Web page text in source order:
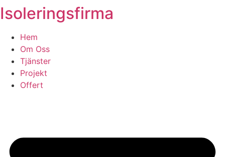
Skip
to
content
Isoleringsfirma
Hem
Om Oss
Tjänster
Projekt
Offert